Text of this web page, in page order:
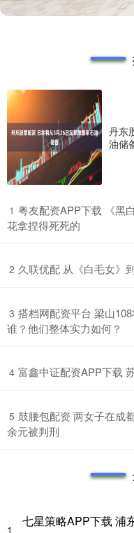
丹东
油储
1 粤友配资APP下载 《黑
花拿捏得死死的
2 久联优配 从《白毛女》
3 搭档网配资平台 梁山
谁？他们整体实力如何？
4 富鑫中证配资APP下载
5 鼓腰包配资 两女子在成
余元被判刑
1、
七星策略APP下载 浦